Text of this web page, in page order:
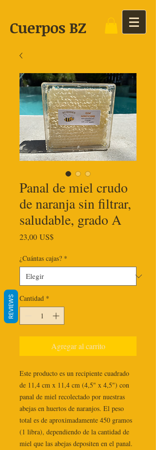
Cuerpos BZ
Panal de miel crudo
de naranja sin filtrar,
saludable, grado A
23,00 US$Precio
¿Cuántas cajas? *
Cantidad *
Agregar al carrito
Este producto es un recipiente cuadrado
de 11,4 cm x 11,4 cm (4,5" x 4,5") con
panal de miel recolectado por nuestras
abejas en huertos de naranjos. El peso
total es de aproximadamente 450 gramos
(1 libra), dependiendo de la cantidad de
miel que las abejas depositen en el panal.
REVIEWS